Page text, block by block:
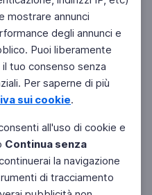
mostrare annunci
degli annunci e
Puoi liberamente
tuo consenso senza
Per saperne di più
sui cookie.
all'uso di cookie e
Continua senza
la navigazione
di tracciamento